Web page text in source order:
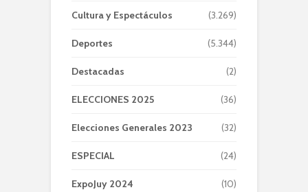
Cultura y Espectáculos (3.269)
Deportes (5.344)
Destacadas (2)
ELECCIONES 2025 (36)
Elecciones Generales 2023 (32)
ESPECIAL (24)
ExpoJuy 2024 (10)